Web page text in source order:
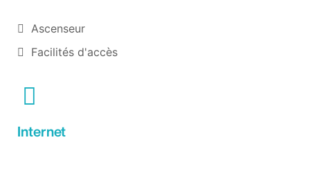
Ascenseur
Facilités d'accès
Internet